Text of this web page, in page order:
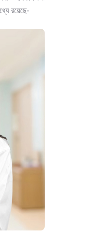
রয়েছে-